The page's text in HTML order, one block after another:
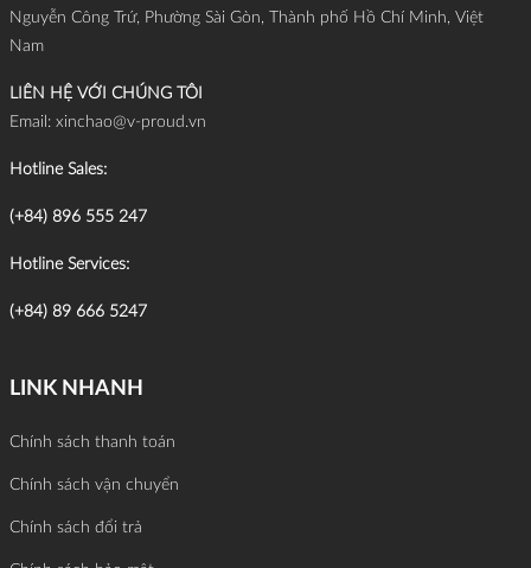
Nguyễn Công Trứ, Phường Sài Gòn, Thành phố Hồ Chí Minh, Việt
Nam
LIÊN HỆ VỚI CHÚNG TÔI
Email: xinchao@v-proud.vn
Hotline Sales:
(+84) 896 555 247
Hotline Services:
(+84) 89 666 5247
LINK NHANH
Chính sách thanh toán
Chính sách vận chuyển
Chính sách đổi trả